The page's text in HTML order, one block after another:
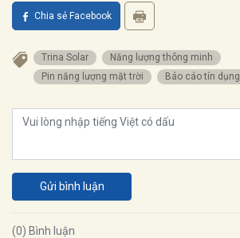
Chia sẻ Facebook
Trina Solar
năng lượng thông minh
pin năng lượng mặt trời
Báo cáo tín dụng
Gửi bình luận
(0) Bình luận